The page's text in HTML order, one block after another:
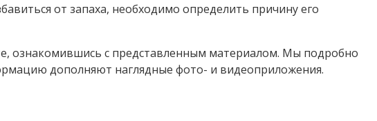
от запаха, необходимо определить причину его
ознакомившись с представленным материалом. Мы подробно
дополняют наглядные фото- и видеоприложения.